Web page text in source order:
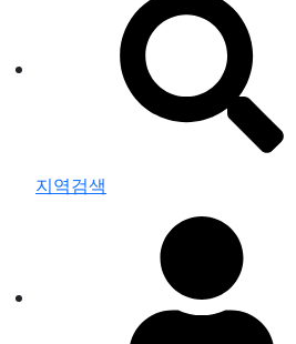
지역검색